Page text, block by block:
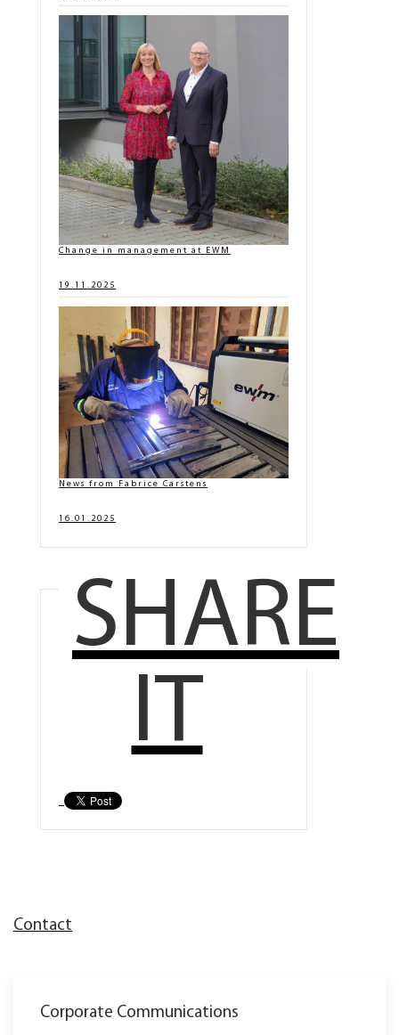
Change in management at EWM
19.11.2025
News from Fabrice Carstens
16.01.2025
SHARE
IT
Contact
Corporate Communications